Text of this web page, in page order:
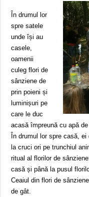
În drumul lor
spre satele
unde își au
casele,
oamenii
culeg flori de
sânziene de
prin poieni și
luminișuri pe
care le duc
acasă împreună cu apă
În drumul lor spre casă,
la cruci ori pe trunchiul
ritual al florilor de
casă și până la pusul
Ceaiul din flori de
de gât.